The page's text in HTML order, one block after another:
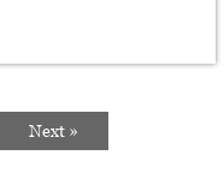
Next »